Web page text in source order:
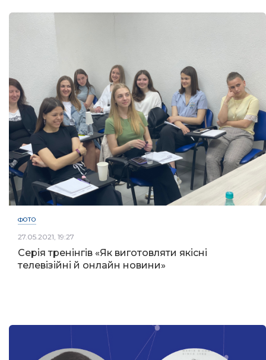
ФОТО
27.05.2021, 19:27
Серія тренінгів «Як виготовляти якісні
телевізійні й онлайн новини»